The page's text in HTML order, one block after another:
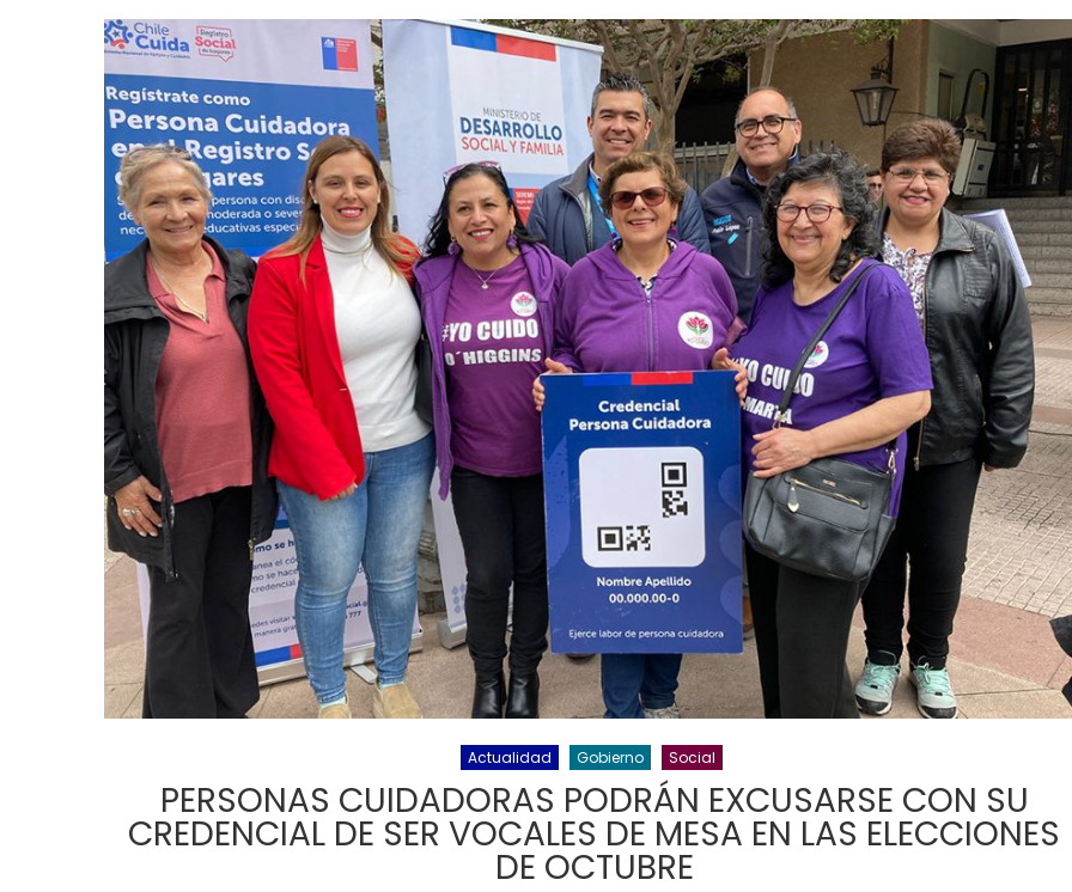
Actualidad Gobierno Social
PERSONAS CUIDADORAS PODRÁN EXCUSARSE CON SU
CREDENCIAL DE SER VOCALES DE MESA EN LAS ELECCIONES
DE OCTUBRE